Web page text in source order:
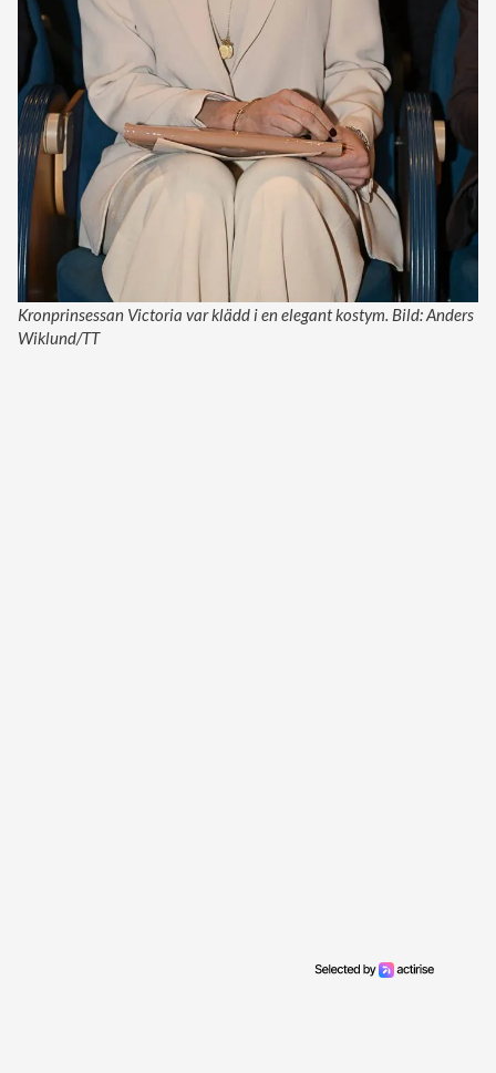
Kronprinsessan Victoria var klädd i en elegant kostym. Bild: Anders
Wiklund/TT